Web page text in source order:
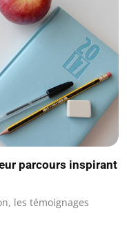
parcours inspirant
les témoignages